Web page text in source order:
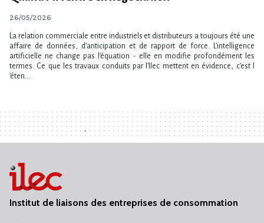
26/05/2026
La relation commerciale entre industriels et distributeurs a toujours été une
affaire de données, d​‌’anticipation et de rapport de force. L​‌’intelligence
artificielle ne change pas l​‌’équation - elle en modifie profondément les
termes. Ce que les travaux conduits par l​‌’Ilec mettent en évidence, c​‌’est l​
‌’éten...
Institut de liaisons des entreprises de consommation